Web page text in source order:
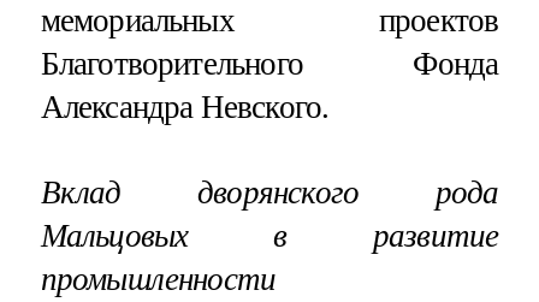
мемориальных проектов
Благотворительного Фонда
Александра Невского.
Вклад дворянского рода
Мальцовых в развитие
промышленности